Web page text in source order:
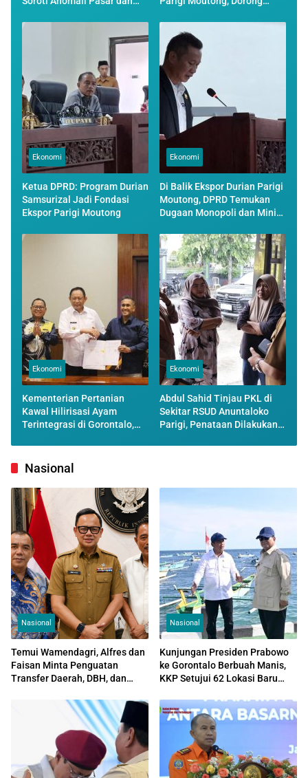
Ekonomi
Ketua DPRD: Program Durian
Samsurizal Jadi Fondasi
Ekspor Parigi Moutong
Ekonomi
Di Balik Ekspor Durian Parigi
Moutong, DPRD Temukan
Dugaan Monopoli dan Minim
Ekonomi
Kementerian Pertanian
Kawal Hilirisasi Ayam
Terintegrasi di Gorontalo,
Ekonomi
Abdul Sahid Tinjau PKL di
Sekitar RSUD Anuntaloko
Parigi, Penataan Dilakukan
Nasional
Nasional
Temui Wamendagri, Alfres dan
Faisan Minta Penguatan
Transfer Daerah, DBH, dan
Nasional
Kunjungan Presiden Prabowo
ke Gorontalo Berbuah Manis,
KKP Setujui 62 Lokasi Baru